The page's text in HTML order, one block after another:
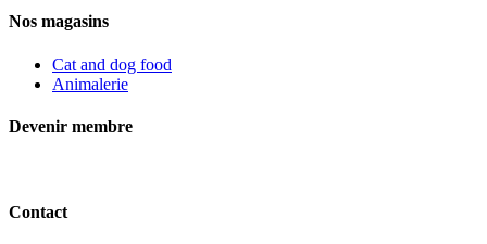
Nos magasins
Cat and dog food
Animalerie
Devenir membre
Contact